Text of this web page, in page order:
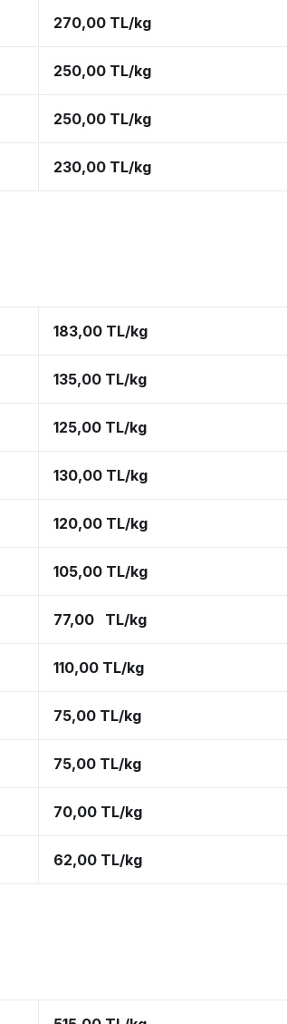
270,00 TL/kg
250,00 TL/kg
250,00 TL/kg
230,00 TL/kg
183,00 TL/kg
135,00 TL/kg
125,00 TL/kg
130,00 TL/kg
120,00 TL/kg
105,00 TL/kg
77,00 TL/kg
110,00 TL/kg
75,00 TL/kg
75,00 TL/kg
70,00 TL/kg
62,00 TL/kg